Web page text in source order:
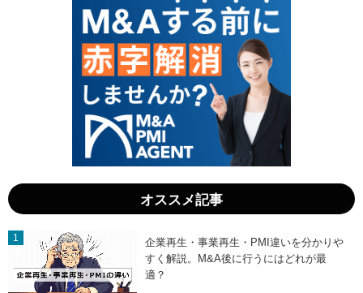
義
務
｜
会
社
法
の
限
界
と
契
約
の
急
却
相
場
と
手
残
り
を
最
大
手
オススメ記事
企業再生・事業再生・PMI違いを分かりや
すく解説。M&A後に行うにはどれが最
適？